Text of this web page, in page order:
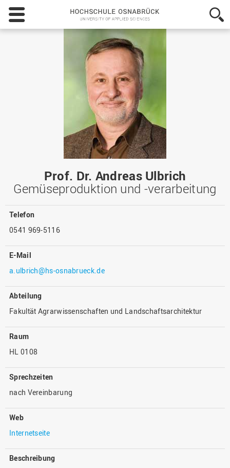
Hochschule
Osnabrück
-
Prof. Dr. Andreas Ulbrich
Gemüseproduktion und -verarbeitung
Telefon
0541 969-5116
E-Mail
a.ulbrich@hs-osnabrueck.de
Abteilung
Fakultät Agrarwissenschaften und Landschaftsarchitektur
Raum
HL 0108
Sprechzeiten
nach Vereinbarung
Web
Internetseite
Beschreibung